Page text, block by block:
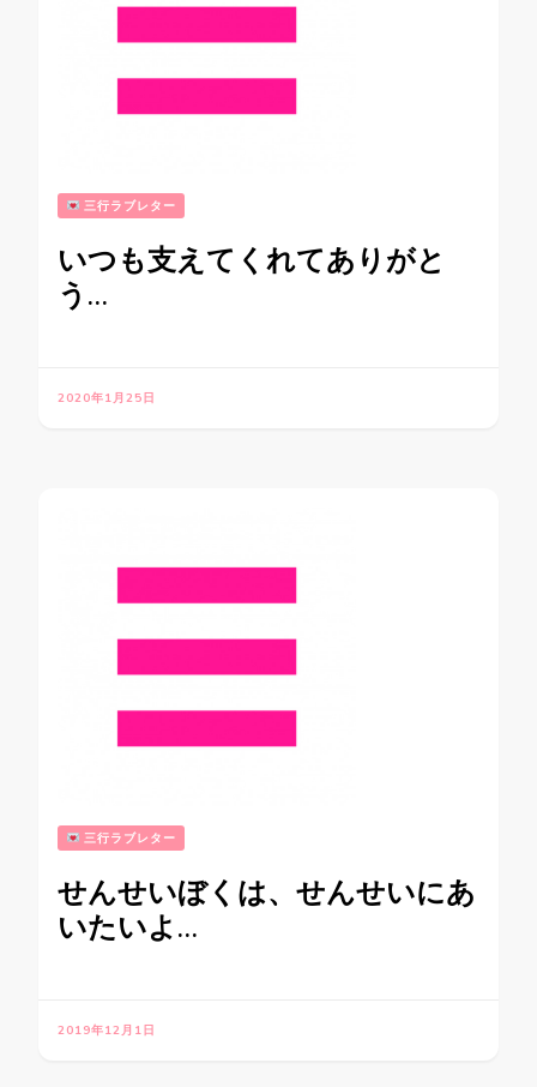
三行ラブレター
いつも支えてくれてありがと
う…
2020年1月25日
三行ラブレター
せんせいぼくは、せんせいにあ
いたいよ…
2019年12月1日